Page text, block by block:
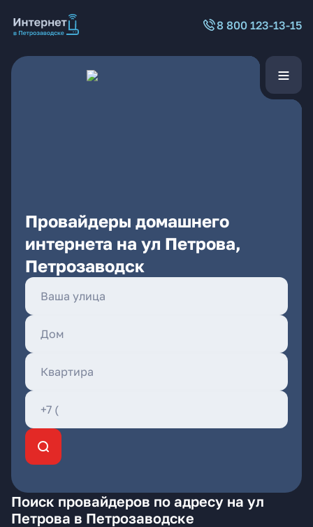
8 800 123-13-15
Провайдеры домашнего
интернета на ул Петрова,
Петрозаводск
Поиск провайдеров по адресу на ул
Петрова в Петрозаводске